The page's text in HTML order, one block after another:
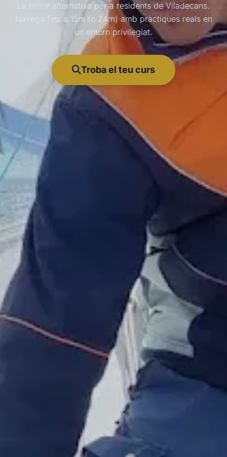
La millor alternativa per a residents de Viladecans.
Navega fins a 15m (o 24m) amb pràctiques reals en
un entorn privilegiat.
Troba el teu curs